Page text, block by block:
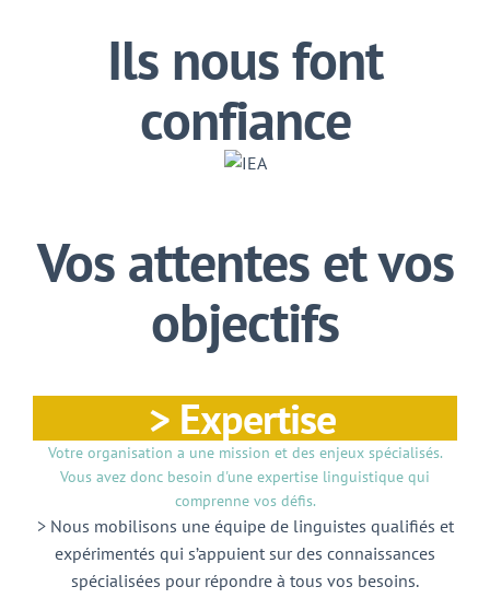
Ils nous font
confiance
Vos attentes et vos
objectifs
> Expertise
Votre organisation a une mission et des enjeux spécialisés.
Vous avez donc besoin d'une expertise linguistique qui
comprenne vos défis.
> Nous mobilisons une équipe de linguistes qualifiés et
expérimentés qui s’appuient sur des connaissances
spécialisées pour répondre à tous vos besoins.